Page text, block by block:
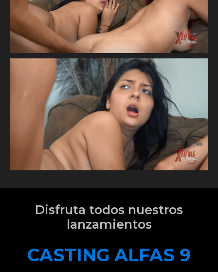
Disfruta todos nuestros
lanzamientos
CASTING ALFAS 9